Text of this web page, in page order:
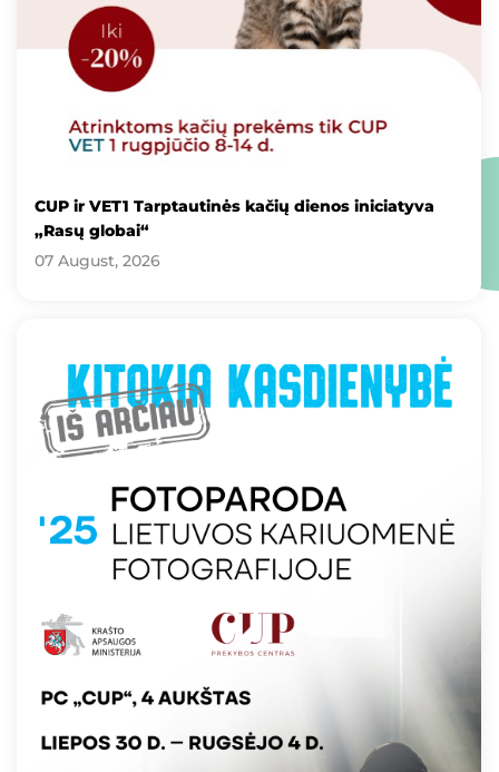
CUP ir VET1 Tarptautinės kačių dienos iniciatyva
„Rasų globai“
07 August, 2026